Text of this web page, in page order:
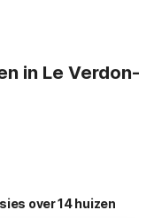
in Le Verdon-
over 14 huizen